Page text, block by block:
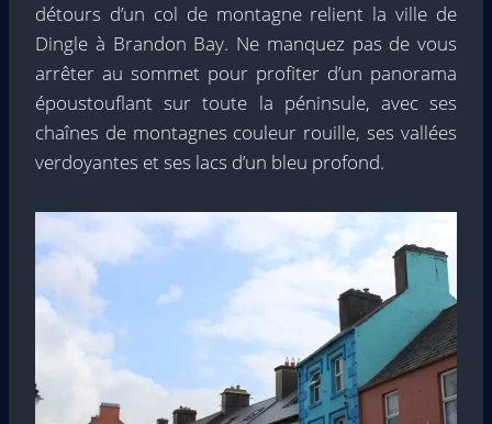
détours d’un col de montagne relient la ville de
Dingle à Brandon Bay. Ne manquez pas de vous
arrêter au sommet pour profiter d’un panorama
époustouflant sur toute la péninsule, avec ses
chaînes de montagnes couleur rouille, ses vallées
verdoyantes et ses lacs d’un bleu profond.